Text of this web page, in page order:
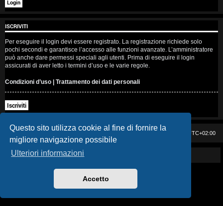
Questo sito utilizza cookie al fine di fornire la
migliore navigazione possibile
Ulteriori informazioni
Accetto
s
e
n
z
a
r
i
s
p
o
t
ISCRIVITI
Per eseguire il login devi essere registrato. La registrazione richiede solo
pochi secondi e garantisce l’accesso alle funzioni avanzate. L’amministratore
può anche dare permessi speciali agli utenti. Prima di eseguire il login
assicurati di aver letto i termini d’uso e le varie regole.
Condizioni d’uso | Trattamento dei dati personali
Iscriviti
Casa DAG UTC+02:00
Powered by GIGI D'AGOSTINO